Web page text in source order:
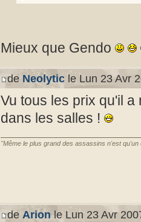
Mieux que Gendo
deNeolytic le Lun 23 Avr
Vu tous les prix qu'il
dans les salles !
"Même le plus grand des assassins n'est
deArionle Lun 23 Avr